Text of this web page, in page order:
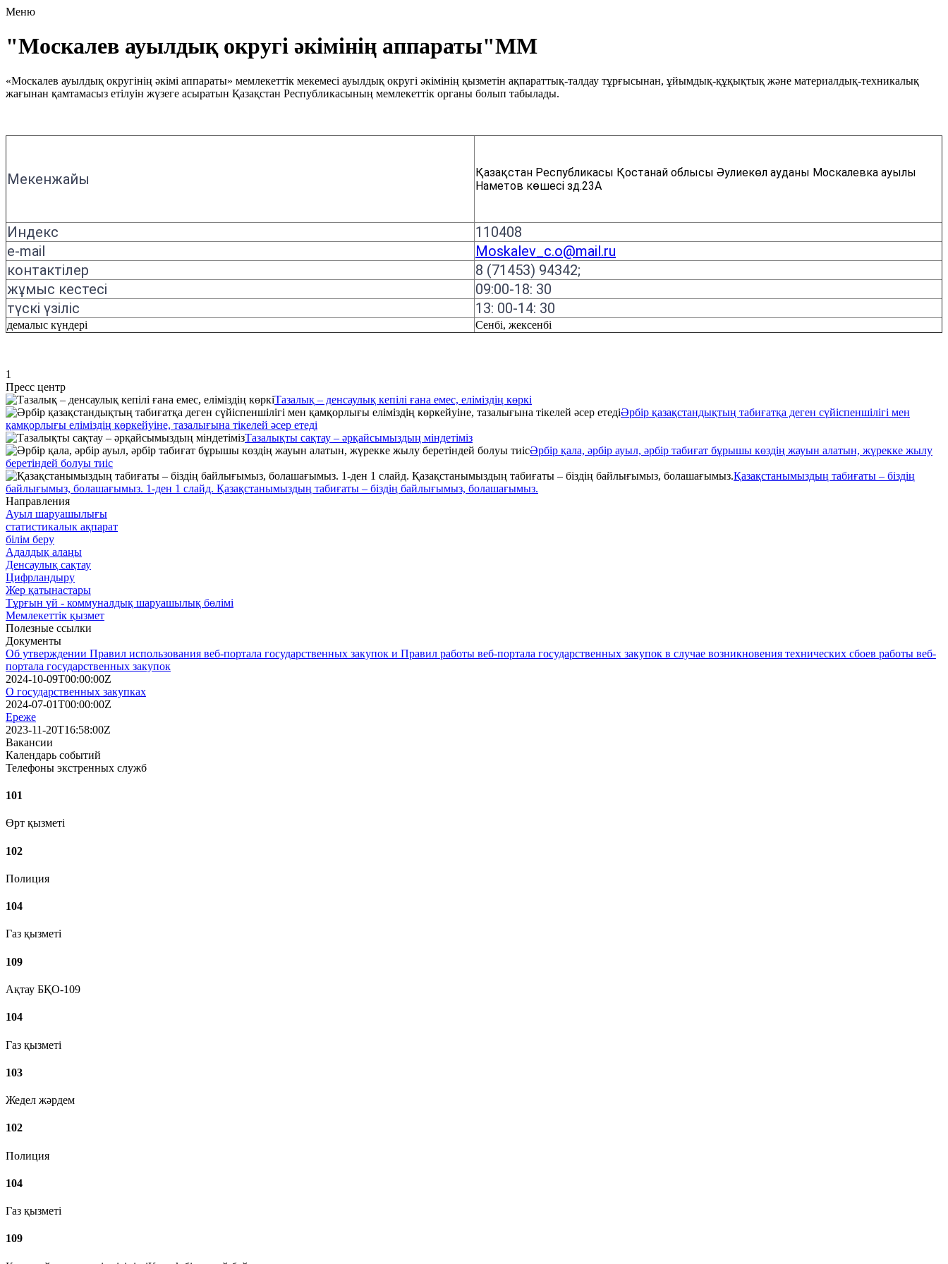
Меню
"Москалев ауылдық округі әкімінің аппараты"ММ
«Москалев ауылдық округінің әкімі аппараты» мемлекеттік мекемесі ауылдық округі әкімінің қызметін ақпараттық-талдау тұрғысынан, ұйымдық-құқықтық және материалдық-техникалық
жағынан қамтамасыз етiлуiн жүзеге асыратын Қазақстан Республикасының мемлекеттік органы болып табылады.
Мекенжайы
Қазақстан Республикасы Қостанай облысы Әулиекөл ауданы Москалевка ауылы
Наметов көшесі зд.23А
Индекс
110408
e-mail
Moskalev_c.o@mail.ru
контактілер
8 (71453) 94342;
жұмыс кестесі
09:00-18: 30
түскі үзіліс
13: 00-14: 30
демалыс күндері Сенбі, жексенбі
1
Пресс центр
Тазалық – денсаулық кепілі ғана емес, еліміздің көркі
Әрбір қазақстандықтың табиғатқа деген сүйіспеншілігі мен
қамқорлығы еліміздің көркейуіне, тазалығына тікелей әсер етеді
Тазалықты сақтау – әрқайсымыздың міндетіміз
Әрбір қала, әрбір ауыл, әрбір табиғат бұрышы көздің жауын алатын, жүрекке жылу
беретіндей болуы тиіс
Қазақстанымыздың табиғаты – біздің
байлығымыз, болашағымыз. 1-ден 1 слайд. Қазақстанымыздың табиғаты – біздің байлығымыз, болашағымыз.
Направления
Ауыл шаруашылығы
статистикалык ақпарат
білім беру
Адалдық алаңы
Денсаулық сақтау
Цифрландыру
Жер қатынастары
Тұрғын үй - коммуналдық шаруашылық бөлімі
Мемлекеттік қызмет
Полезные ссылки
Документы
Об утверждении Правил использования веб-портала государственных закупок и Правил работы веб-портала государственных закупок в случае возникновения технических сбоев работы веб-
портала государственных закупок
2024-10-09T00:00:00Z
О государственных закупках
2024-07-01T00:00:00Z
Ереже
2023-11-20T16:58:00Z
Вакансии
Календарь событий
Телефоны экстренных служб
101
Өрт қызметі
102
Полиция
104
Газ қызметі
109
Ақтау БҚО-109
104
Газ қызметі
103
Жедел жәрдем
102
Полиция
104
Газ қызметі
109